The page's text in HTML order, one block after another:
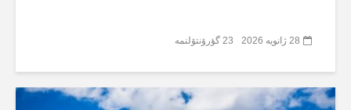
28 ژانویه 2026 23 گؤرۆنتۆلنمە